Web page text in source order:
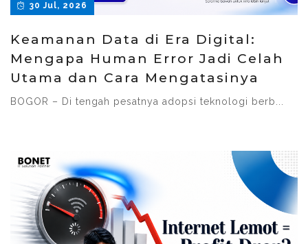
30 Jul, 2026
Keamanan Data di Era Digital:
Mengapa Human Error Jadi Celah
Utama dan Cara Mengatasinya
BOGOR – Di tengah pesatnya adopsi teknologi berb...